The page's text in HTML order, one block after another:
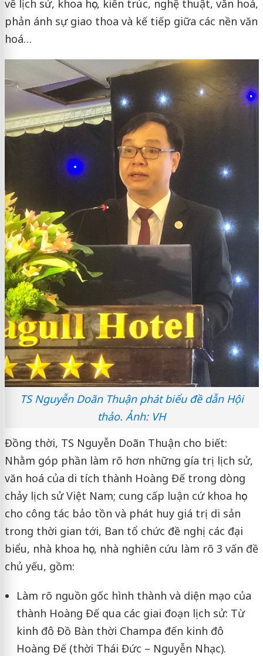
về lịch sử, khoa học, kiến trúc, nghệ thuật, văn hoá,
phản ánh sự giao thoa và kế tiếp giữa các nền văn
hoá…
TS Nguyễn Doãn Thuận phát biểu đề dẫn Hội
thảo. Ảnh: VH
Đồng thời, TS Nguyễn Doãn Thuận cho biết:
Nhằm góp phần làm rõ hơn những gía trị lịch sử,
văn hoá của di tích thành Hoàng Đế trong dòng
chảy lịch sử Việt Nam; cung cấp luận cứ khoa học
cho công tác bảo tồn và phát huy giá trị di sản
trong thời gian tới, Ban tổ chức đề nghị các đại
biểu, nhà khoa học, nhà nghiên cứu làm rõ 3 vấn đề
chủ yếu, gồm:
Làm rõ nguồn gốc hình thành và diện mạo của
thành Hoàng Đế qua các giai đoạn lịch sử: Từ
kinh đô Đồ Bàn thời Champa đến kinh đô
Hoàng Đế (thời Thái Đức – Nguyễn Nhạc).